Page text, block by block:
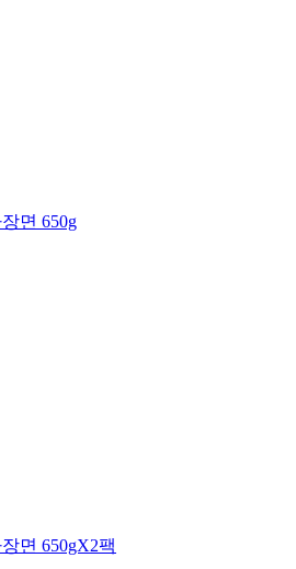
면 650g
면 650gX2팩